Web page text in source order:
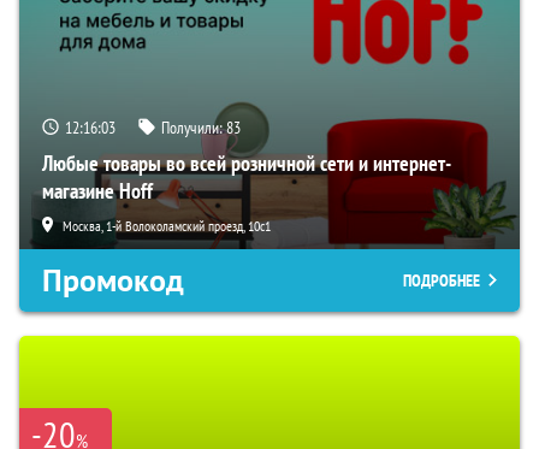
12:16:02 Получили:83
Любые товары во всей розничной сети и интернет-
магазине Hoff
Москва, 1-й Волоколамский проезд, 10с1
Промокод ПОДРОБНЕЕ
-20%